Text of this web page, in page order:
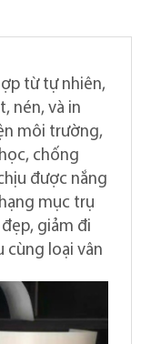
từ tự nhiên,
nén, và in
môi trường,
chống
được nắng
mục trụ
giảm đi
cùng loại vân